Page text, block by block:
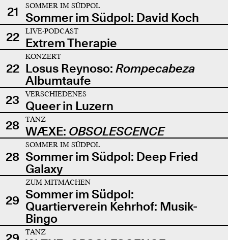
21
SOMMER IM SÜDPOL
Sommer im Südpol: David Koch
22
LIVE-PODCAST
Extrem Therapie
22
KONZERT
Losus Reynoso: Rompecabeza
Albumtaufe
23
VERSCHIEDENES
Queer in Luzern
28
TANZ
WÆXE: OBSOLESCENCE
28
SOMMER IM SÜDPOL
Sommer im Südpol: Deep Fried
Galaxy
29
ZUM MITMACHEN
Sommer im Südpol:
Quartierverein Kehrhof: Musik-
Bingo
TANZ